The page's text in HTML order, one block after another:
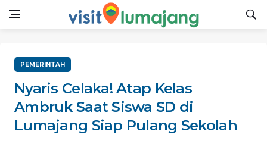
PEMERINTAH
Nyaris Celaka! Atap Kelas
Ambruk Saat Siswa SD di
Lumajang Siap Pulang Sekolah